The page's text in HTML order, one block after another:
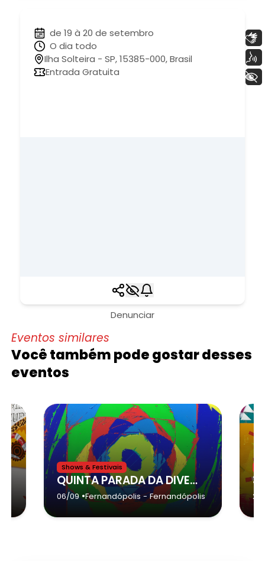
de 19 à 20 de setembro
O dia todo
Ilha Solteira - SP, 15385-000, Brasil
Entrada Gratuita
Denunciar
Eventos similares
Você também pode gostar desses
eventos
Shows & Festivais
QUINTA PARADA DA DIVERSIDADE DE FERNANDÓPOLIS - Fernandópolis
06/09•Fernandópolis - Fernandópolis 22/